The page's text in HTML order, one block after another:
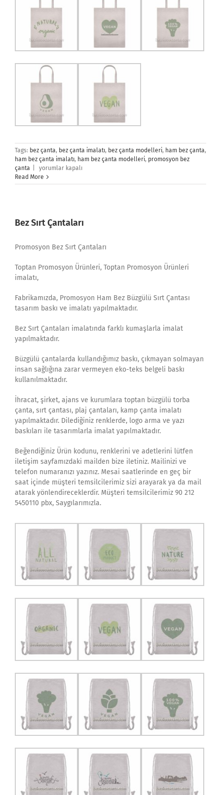
Tags: bez çanta, bez çanta imalatı, bez çanta modelleri, ham bez çanta,
ham bez çanta imalatı, ham bez çanta modelleri, promosyon bez
çanta
Bez
Çanta
İmalatı
yorumlar kapalı
Read More
Bez Sırt Çantaları
Promosyon Bez Sırt Çantaları
Toptan Promosyon Ürünleri, Toptan Promosyon Ürünleri
imalatı,
Fabrikamızda, Promosyon Ham Bez Büzgülü Sırt Çantası
tasarım baskı ve imalatı yapılmaktadır.
Bez Sırt Çantaları imalatında farklı kumaşlarla imalat
yapılmaktadır.
Büzgülü çantalarda kullandığımız baskı, çıkmayan solmayan
insan sağlığına zarar vermeyen eko-teks belgeli baskı
kullanılmaktadır.
İhracat, şirket, ajans ve kurumlara toptan büzgülü torba
çanta, sırt çantası, plaj çantaları, kamp çanta imalatı
yapılmaktadır. Dilediğiniz renklerde, logo arma ve yazı
baskıları ile tasarımlarla imalat yapılmaktadır.
Beğendiğiniz Ürün kodunu, renklerini ve adetlerini lütfen
iletişim sayfamızdaki mailden bize iletiniz. Mailinizi ve
telefon numaranızı yazınız. Mesai saatlerinde en geç bir
saat içinde müşteri temsilcilerimiz sizi arayarak ya da mail
atarak yönlendireceklerdir. Müşteri temsilcilerimiz 90 212
5450110 pbx, Saygılarımızla.